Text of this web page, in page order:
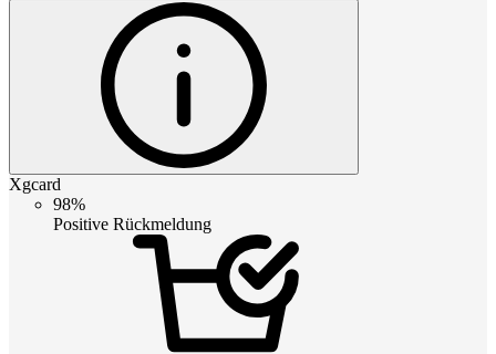
Xgcard
98%
Positive Rückmeldung